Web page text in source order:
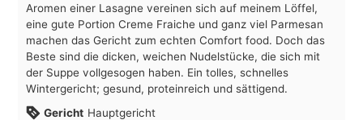
Aromen einer Lasagne vereinen sich auf meinem Löffel,
eine gute Portion Creme Fraiche und ganz viel Parmesan
machen das Gericht zum echten Comfort food. Doch das
Beste sind die dicken, weichen Nudelstücke, die sich mit
der Suppe vollgesogen haben. Ein tolles, schnelles
Wintergericht; gesund, proteinreich und sättigend.
Gericht Hauptgericht